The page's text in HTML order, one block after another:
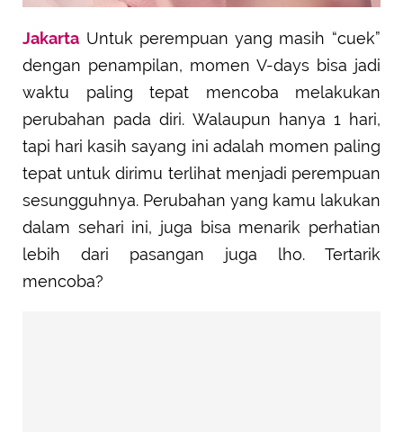
Jakarta Untuk perempuan yang masih “cuek”
dengan penampilan, momen V-days bisa jadi
waktu paling tepat mencoba melakukan
perubahan pada diri. Walaupun hanya 1 hari,
tapi hari kasih sayang ini adalah momen paling
tepat untuk dirimu terlihat menjadi perempuan
sesungguhnya. Perubahan yang kamu lakukan
dalam sehari ini, juga bisa menarik perhatian
lebih dari pasangan juga lho. Tertarik
mencoba?